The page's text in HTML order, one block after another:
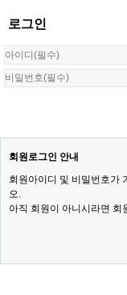
로그인
회원로그인 안내
회원아이디 및 비밀번호가
오.
아직 회원이 아니시라면 회